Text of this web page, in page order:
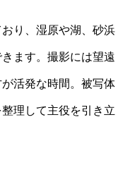
り、湿原や湖、砂浜
ます。撮影には望遠
活発な時間。被写体
理して主役を引き立